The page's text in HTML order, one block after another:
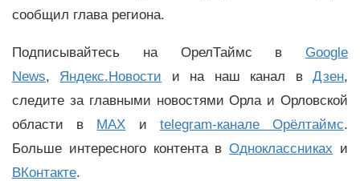
сообщил глава региона.
Подписывайтесь на ОрелТаймс в Google
News, Яндекс.Новости и на наш канал вДзен,
следите за главными новостями Орла и Орловской
области в MAX и telegram-канале Орёлтаймс.
Больше интересного контента вОдноклассниках и
ВКонтакте.